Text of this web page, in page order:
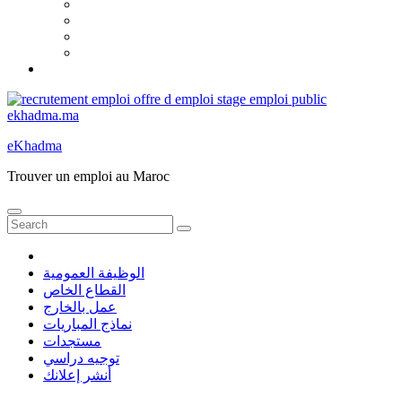
eKhadma
Trouver un emploi au Maroc
الوظيفة العمومية
القطاع الخاص
عمل بالخارج
نماذج المباريات
مستجدات
توجيه دراسي
أنشر إعلانك